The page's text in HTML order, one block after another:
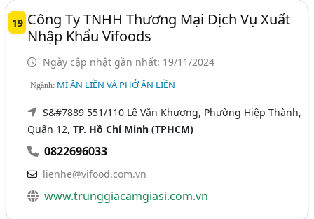
19 Công Ty TNHH Thương Mại Dịch Vụ Xuất
Nhập Khẩu Vifoods
Ngày cập nhật gần nhất: 19/11/2024
Ngành: MÌ ĂN LIỀN VÀ PHỞ ĂN LIỀN
S&#7889 551/110 Lê Văn Khương, Phường Hiệp Thành,
Quận 12,TP. Hồ Chí Minh (TPHCM)
0822696033
lienhe@vifood.com.vn
www.trunggiacamgiasi.com.vn